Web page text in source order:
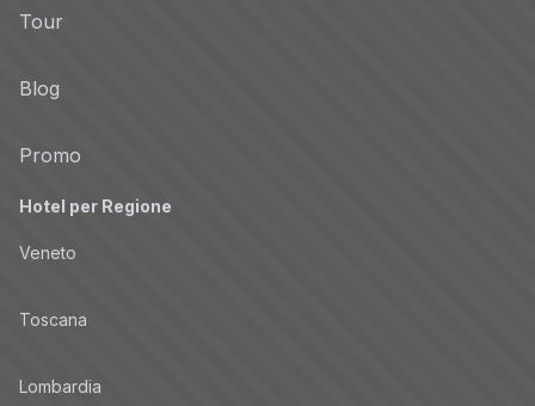
Tour
Blog
Promo
Hotel per Regione
Veneto
Toscana
Lombardia